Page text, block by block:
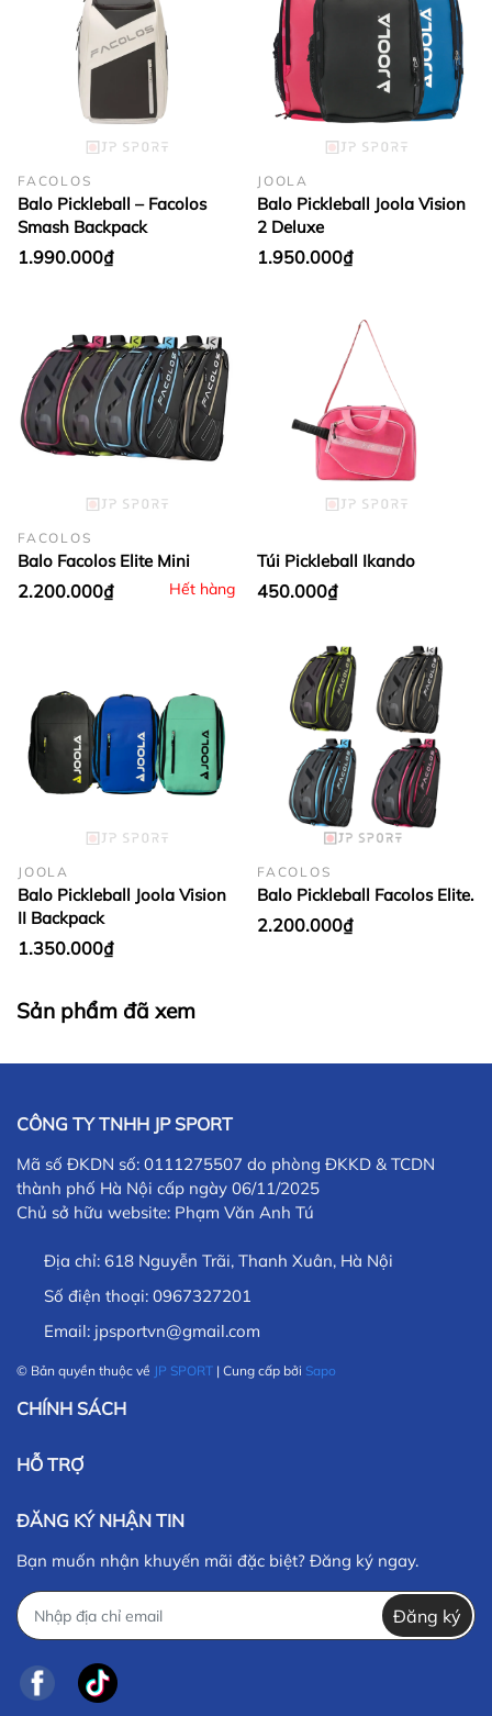
FACOLOS
Balo Pickleball – Facolos
Smash Backpack
1.990.000₫
JOOLA
Balo Pickleball Joola Vision
2 Deluxe
1.950.000₫
FACOLOS
Balo Facolos Elite Mini
2.200.000₫ Hết hàng
Túi Pickleball Ikando
450.000₫
JOOLA
Balo Pickleball Joola Vision
II Backpack
1.350.000₫
FACOLOS
Balo Pickleball Facolos Elite.
2.200.000₫
Sản phẩm đã xem
CÔNG TY TNHH JP SPORT
Mã số ĐKDN số: 0111275507 do phòng ĐKKD & TCDN
thành phố Hà Nội cấp ngày 06/11/2025
Chủ sở hữu website: Phạm Văn Anh Tú
Địa chỉ: 618 Nguyễn Trãi, Thanh Xuân, Hà Nội
Số điện thoại: 0967327201
Email: jpsportvn@gmail.com
© Bản quyền thuộc về JP SPORT | Cung cấp bởi Sapo
CHÍNH SÁCH
HỖ TRỢ
ĐĂNG KÝ NHẬN TIN
Bạn muốn nhận khuyến mãi đặc biệt? Đăng ký ngay.
Đăng ký